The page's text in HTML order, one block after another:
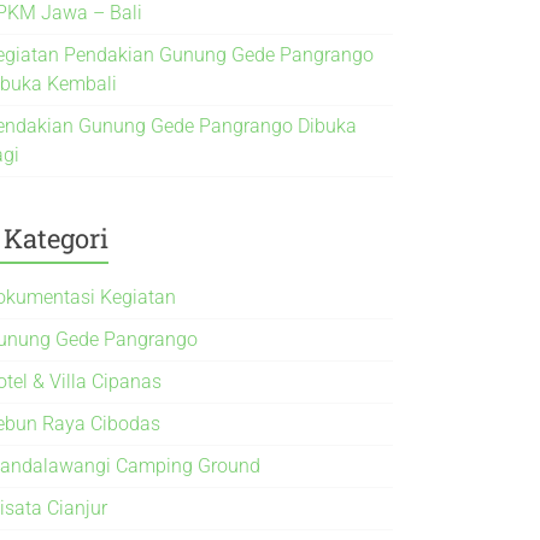
Jawa – Bali
Pendakian Gunung Gede Pangrango
Kembali
Gunung Gede Pangrango Dibuka
Kategori
Kegiatan
Gede Pangrango
& Villa Cipanas
Raya Cibodas
Camping Ground
Cianjur